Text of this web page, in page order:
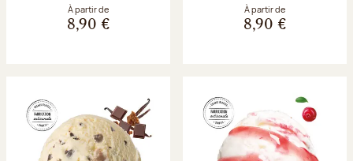
À partir de
8,90 €
À partir de
8,90 €